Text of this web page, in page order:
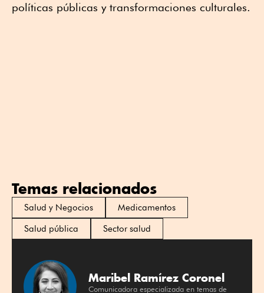
políticas públicas y transformaciones culturales.
Temas relacionados
Salud y Negocios
Medicamentos
Salud pública
Sector salud
Maribel Ramírez Coronel
Comunicadora especializada en temas de